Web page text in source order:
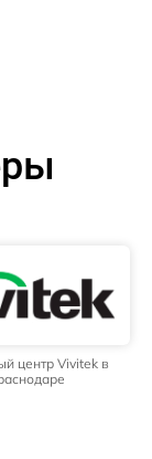
центр Vivitek в